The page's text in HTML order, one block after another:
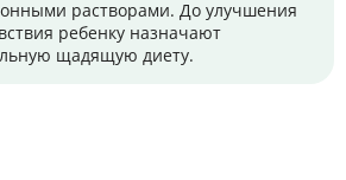
растворами. До улучшения
ребенку назначают
щадящую диету.